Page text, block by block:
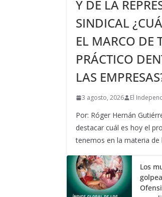
Y DE LA
SINDICAL
EL MARCO DE
PRÁCTICO
LAS
3 agosto, 2026 El
Por: Róger Hernán
destacar cuál es hoy el
tenemos en la materia de
Los